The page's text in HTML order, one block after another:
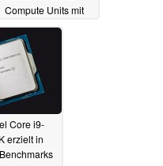
Compute Units mit
Nvidia und AMD
18.07.2022
Core i9-
erzielt in